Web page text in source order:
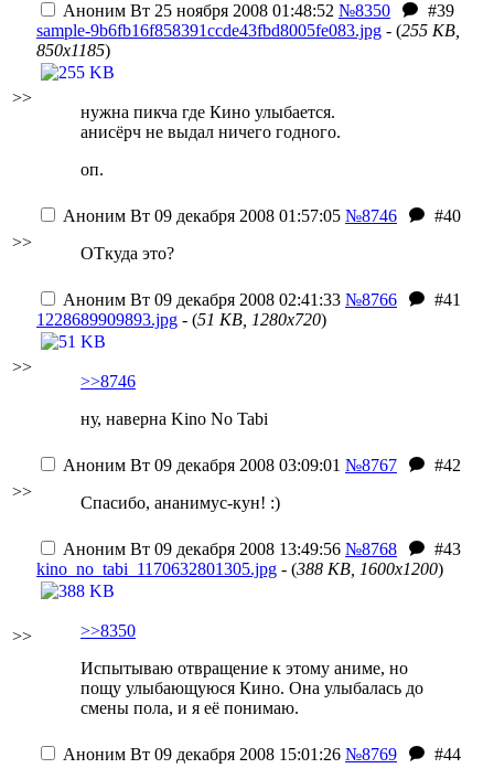
>>
Аноним Вт 25 ноября 2008 01:48:52 №8350
#39
sample-9b6fb16f858391ccde43fbd8005fe083.jpg - (255 KB,
850x1185)
нужна пикча где Кино улыбается.
анисёрч не выдал ничего годного.
оп.
>>
Аноним Вт 09 декабря 2008 01:57:05 №8746
#40
ОТкуда это?
>>
Аноним Вт 09 декабря 2008 02:41:33 №8766
#41
1228689909893.jpg - (51 KB, 1280x720)
>>8746
ну, наверна Kino No Tabi
>>
Аноним Вт 09 декабря 2008 03:09:01 №8767
#42
Спасибо, ананимус-кун! :)
>>
Аноним Вт 09 декабря 2008 13:49:56 №8768
#43
kino_no_tabi_1170632801305.jpg - (388 KB, 1600x1200)
>>8350
Испытываю отвращение к этому аниме, но
пощу улыбающуюся Кино. Она улыбалась до
смены пола, и я её понимаю.
Аноним Вт 09 декабря 2008 15:01:26 №8769
#44